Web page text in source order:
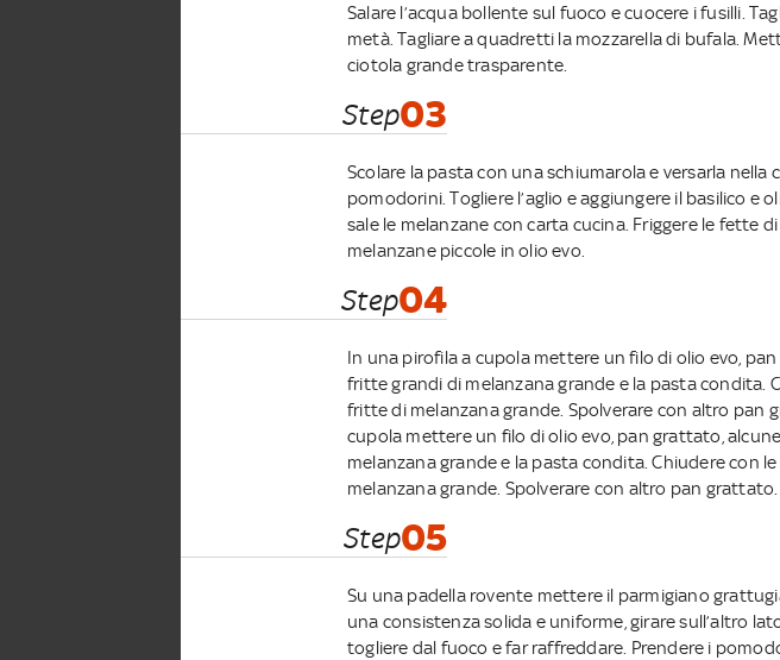
Salare l’acqua bollente sul fuoco e cuocere i fusilli.
metà. Tagliare a quadretti la mozzarella di bufala.
ciotola grande trasparente.
Step03
Scolare la pasta con una schiumarola e versarla nella
pomodorini. Togliere l’aglio e aggiungere il basilico e
sale le melanzane con carta cucina. Friggere le fette
melanzane piccole in olio evo.
Step04
In una pirofila a cupola mettere un filo di olio evo,
fritte grandi di melanzana grande e la pasta condita.
fritte di melanzana grande. Spolverare con altro pan
cupola mettere un filo di olio evo, pan grattato,
melanzana grande e la pasta condita. Chiudere con
melanzana grande. Spolverare con altro pan grattato.
Step05
Su una padella rovente mettere il parmigiano
una consistenza solida e uniforme, girare sull’altro
togliere dal fuoco e far raffreddare. Prendere i